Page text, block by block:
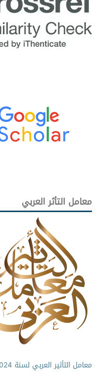
معامل التأثر العربي
معامل التأثير العربي لسنة 2024